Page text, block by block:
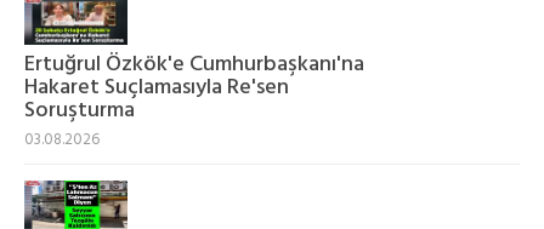
Ertuğrul Özkök'e Cumhurbaşkanı'na
Hakaret Suçlamasıyla Re'sen
Soruşturma
03.08.2026